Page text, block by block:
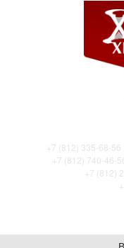
+7 (812) 335-68-56
+7 (812) 740-46-
+7 (812)